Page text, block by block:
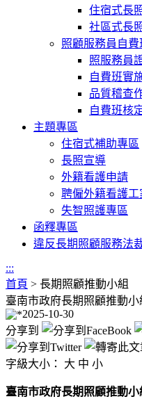
住宿式長
社區式長
照顧服務員自費
照服務員
自費班實
品質稽查
自費班核
主題專區
住宿式補助專區
長照宣導
外籍看護申請
聘僱外籍看護
失智照護專區
函釋專區
違反長期照顧服務法
:::
首頁 > 長期照顧推動小組
臺南市政府長期照顧推動
2025-10-30
分享到
字級大小： 大 中 小
臺南市政府長期照顧推動